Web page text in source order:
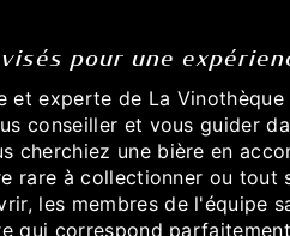
pour une
et experte de La
conseiller et vous guider
cherchiez une bière en
rare à collectionner ou tout
les membres de l'équipe
qui correspond